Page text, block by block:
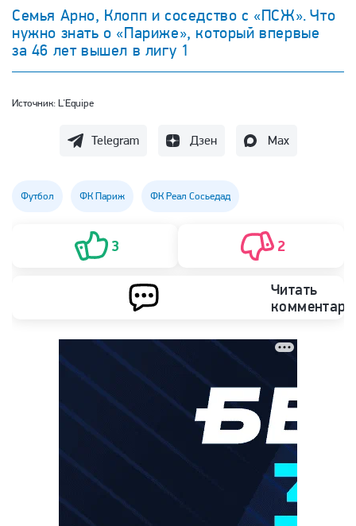
Семья Арно, Клопп и соседство с «ПСЖ». Что
нужно знать о «Париже», который впервые
за 46 лет вышел в лигу 1
Источник: L'Equipe
Telegram Дзен Max
Футбол ФК Париж ФК Реал Сосьедад
3 2
Читать